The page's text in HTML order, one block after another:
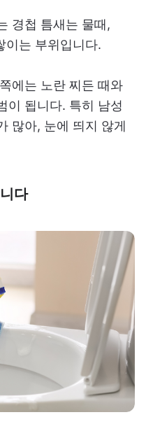
경첩 틈새는 물때,
이는 부위입니다.
에는 노란 찌든 때와
이 됩니다. 특히 남성
많아, 눈에 띄지 않게
다